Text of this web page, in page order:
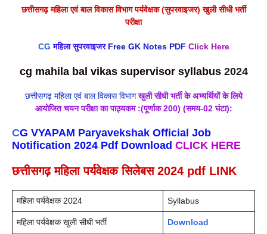
छत्तीसगढ़ महिला एवं बाल विकास विभाग पर्यवेक्षक (सुपरवाइजर) खुली सीधी भर्ती
परीक्षा
CGमहिला सुपरवाइजर Free GK Notes PDF Click Here
cg mahila bal vikas supervisor syllabus 2024
छत्तीसगढ़ महिला एवं बाल विकास विभाग खुली सीधी भर्ती के अभ्यर्थियों के लिये
आयोजित चयन परीक्षा का पाठ्यकम :(पूर्णाक 200) (समय-02 घंटा):
CG VYAPAM Paryavekshak Official Job
Notification 2024 Pdf Download CLICK HERE
छत्तीसगढ़ महिला पर्यवेक्षक सिलेबस 2024 pdf LINK
महिला पर्यवेक्षक 2024 Syllabus
महिला पर्यवेक्षक खुली सीधी भर्ती Download